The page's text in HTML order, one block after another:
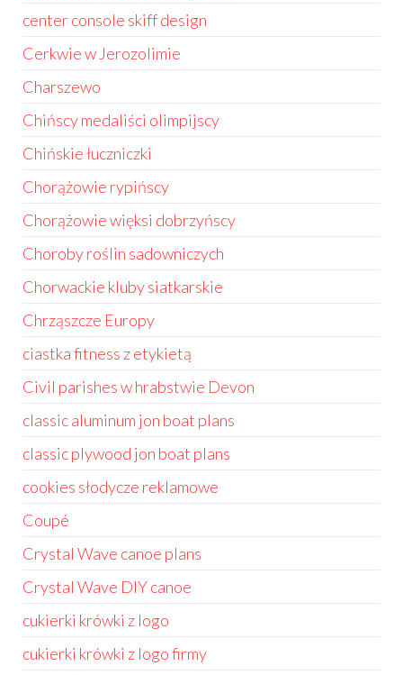
center console skiff design
Cerkwie w Jerozolimie
Charszewo
Chińscy medaliści olimpijscy
Chińskie łuczniczki
Chorążowie rypińscy
Chorążowie więksi dobrzyńscy
Choroby roślin sadowniczych
Chorwackie kluby siatkarskie
Chrząszcze Europy
ciastka fitness z etykietą
Civil parishes w hrabstwie Devon
classic aluminum jon boat plans
classic plywood jon boat plans
cookies słodycze reklamowe
Coupé
Crystal Wave canoe plans
Crystal Wave DIY canoe
cukierki krówki z logo
cukierki krówki z logo firmy